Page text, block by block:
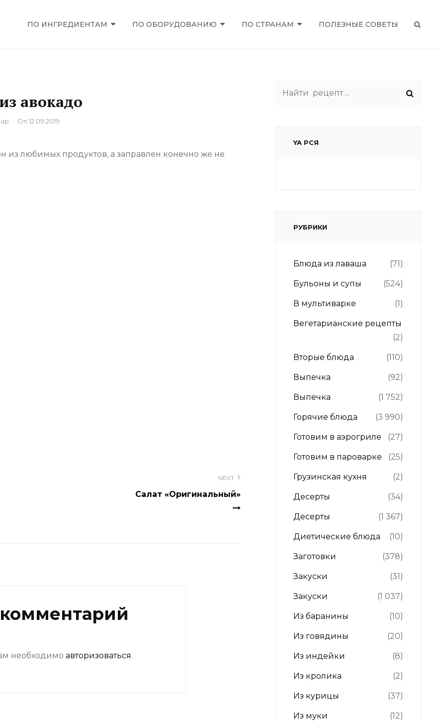
ПО ИНГРЕДИЕНТАМ ПО ОБОРУДОВАНИЮ ПО СТРАНАМ ПОЛЕЗНЫЕ СОВЕТЫ
авокадо
On 12.09.2019
из любимых продуктов, а заправлен конечно же не
NEXT
Салат «Оригинальный»
необходимо авторизоваться.
Search
YA РСЯ
РУБРИКИ
Блюда из лаваша (71)
Бульоны и супы (524)
В мультиварке (1)
Вегетарианские рецепты
(2)
Вторые блюда (110)
Выпечка (92)
Выпечка (1 752)
Горячие блюда (3 990)
Готовим в аэрогриле (27)
Готовим в пароварке (25)
Грузинская кухня (2)
Десерты (34)
Десерты (1 367)
Диетические блюда (10)
Заготовки (378)
Закуски (31)
Закуски (1 037)
Из баранины (10)
Из говядины (20)
Из индейки (8)
Из кролика (2)
Из курицы (37)
Из муки (12)